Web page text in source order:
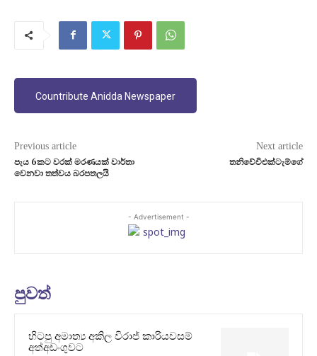
Countribute Anidda Newspaper
Previous article
පැය 6කට වරක් මරණයක් වාර්තා
වෙනවා තත්වය බරපතලයි
Next article
තනිවේවිඑක්ටැම්ගේ
- Advertisement -
පුවත්
හිටපු අමාත්‍ය අකිල විරාජ් කාරියවසම්
අත්අඩංගුවට